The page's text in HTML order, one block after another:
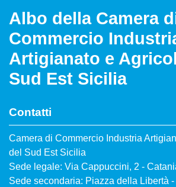
Albo della Camera
Commercio
Artigianato e
Sud Est Sicilia
Contatti
Camera di Commercio Industria
del Sud Est Sicilia
Sede legale: Via Cappuccini, 2 -
Sede secondaria: Piazza della Libertà